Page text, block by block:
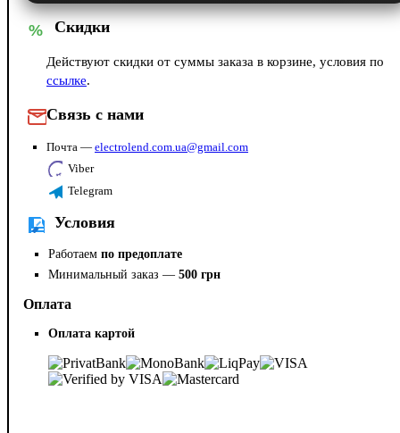
% Скидки
Действуют скидки от суммы заказа в корзине, условия по
ссылке.
Связь с нами
Почта — electrolend.com.ua@gmail.com
Viber
Telegram
Условия
Работаем по предоплате
Минимальный заказ — 500 грн
Оплата
Оплата картой